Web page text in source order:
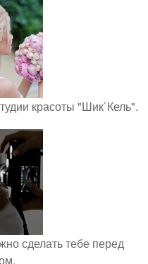
красоты "Шик`Кель".
сделать тебе перед